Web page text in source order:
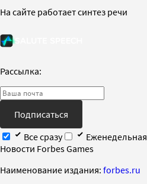
На сайте работает синтез речи
Рассылка:
Подписаться
Все сразу
Еженедельная
Новости Forbes Games
Наименование издания: forbes.ru